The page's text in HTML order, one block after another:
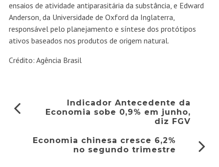
ensaios de atividade antiparasitária da substância, e Edward
Anderson, da Universidade de Oxford da Inglaterra,
responsável pelo planejamento e síntese dos protótipos
ativos baseados nos produtos de origem natural.
Crédito: Agência Brasil
Indicador Antecedente da
Economia sobe 0,9% em junho,
diz FGV
Economia chinesa cresce 6,2%
no segundo trimestre